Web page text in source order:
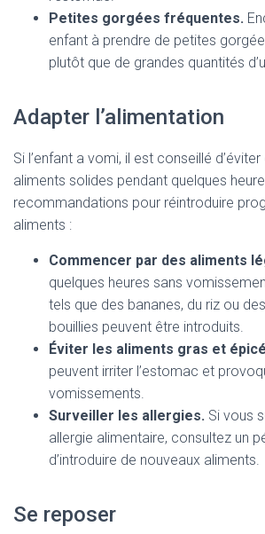
Petites gorgées fréquentes.
enfant à prendre de petites
plutôt que de grandes quantités
Adapter l’alimentation
Si l’enfant a vomi, il est conseillé
aliments solides pendant quelques
recommandations pour réintroduire
aliments :
Commencer par des aliments
quelques heures sans
tels que des bananes, du riz ou
bouillies peuvent être introduits.
Éviter les aliments gras et
peuvent irriter l’estomac et
vomissements.
Surveiller les allergies. Si vous
allergie alimentaire, consultez un
d’introduire de nouveaux aliments.
Se reposer